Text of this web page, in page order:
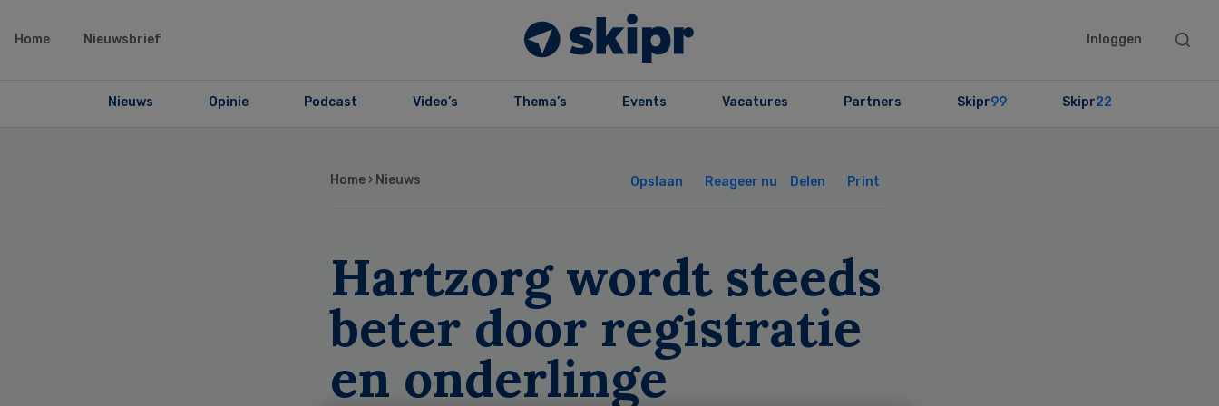
Home Nieuwsbrief Inloggen
Search
Nieuws Opinie Podcast Video’s Thema’s Events Vacatures Partners Skipr99 Skipr22
Home › Nieuws Opslaan Reageer nu Delen Print
Hartzorg wordt steeds
beter door registratie
en onderlinge